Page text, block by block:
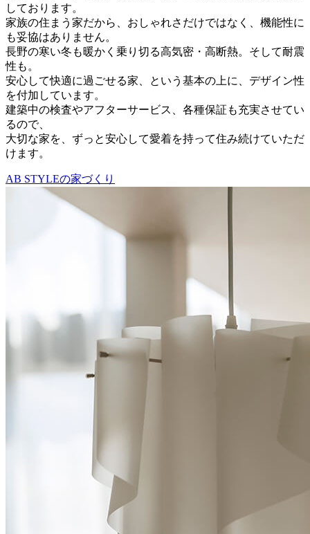
しております。
家族の住まう家だから、おしゃれさだけではなく、機能性に
も妥協はありません。
長野の寒い冬も暖かく乗り切る高気密・高断熱。そして耐震
性も。
安心して快適に過ごせる家、という基本の上に、デザイン性
を付加しています。
建築中の検査やアフターサービス、各種保証も充実させてい
るので、
大切な家を、ずっと安心して愛着を持って住み続けていただ
けます。
AB STYLEの家づくり